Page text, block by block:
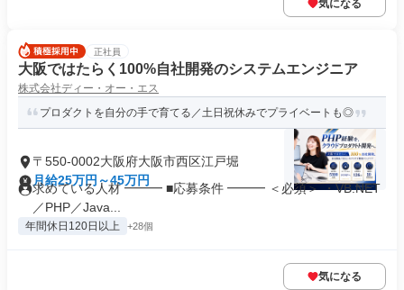
気になる
正社員
大阪ではたらく100%自社開発のシステムエンジニア
株式会社ディー・オー・エス
プロダクトを自分の手で育てる／土日祝休みでプライベートも◎
〒550-0002大阪府大阪市西区江戸堀
月給25万円～45万円
求めている人材 ━━━ ■応募条件 ━━━ ＜必須＞ ・VB.NET
／PHP／Java...
年間休日120日以上 +28個
気になる